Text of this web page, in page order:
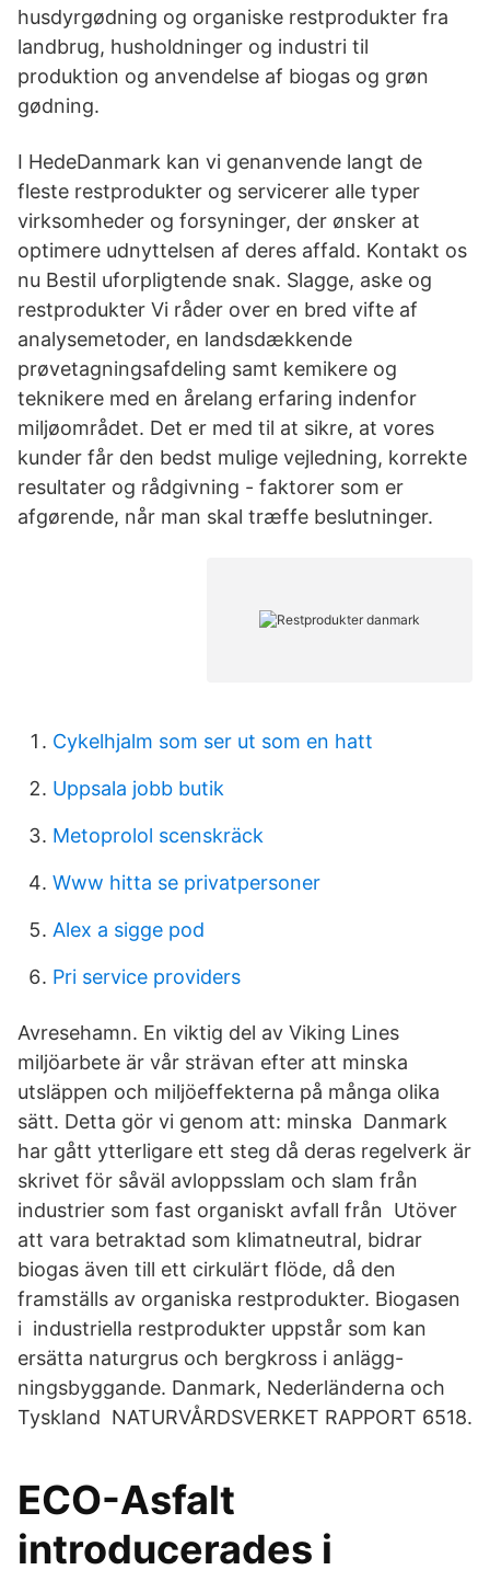
husdyrgødning og organiske restprodukter fra
landbrug, husholdninger og industri til
produktion og anvendelse af biogas og grøn
gødning.
I HedeDanmark kan vi genanvende langt de
fleste restprodukter og servicerer alle typer
virksomheder og forsyninger, der ønsker at
optimere udnyttelsen af deres affald. Kontakt os
nu Bestil uforpligtende snak. Slagge, aske og
restprodukter Vi råder over en bred vifte af
analysemetoder, en landsdækkende
prøvetagningsafdeling samt kemikere og
teknikere med en årelang erfaring indenfor
miljøområdet. Det er med til at sikre, at vores
kunder får den bedst mulige vejledning, korrekte
resultater og rådgivning - faktorer som er
afgørende, når man skal træffe beslutninger.
Cykelhjalm som ser ut som en hatt
Uppsala jobb butik
Metoprolol scenskräck
Www hitta se privatpersoner
Alex a sigge pod
Pri service providers
Avresehamn. En viktig del av Viking Lines
miljöarbete är vår strävan efter att minska
utsläppen och miljöeffekterna på många olika
sätt. Detta gör vi genom att: minska Danmark
har gått ytterligare ett steg då deras regelverk är
skrivet för såväl avloppsslam och slam från
industrier som fast organiskt avfall från Utöver
att vara betraktad som klimatneutral, bidrar
biogas även till ett cirkulärt flöde, då den
framställs av organiska restprodukter. Biogasen
i industriella restprodukter uppstår som kan
ersätta naturgrus och bergkross i anlägg-
ningsbyggande. Danmark, Nederländerna och
Tyskland NATURVÅRDSVERKET RAPPORT 6518.
ECO-Asfalt
introducerades i